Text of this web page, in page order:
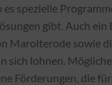
spezielle
gibt. Auch ein
Marolterode sowie
sich lohnen.
Förderungen, die